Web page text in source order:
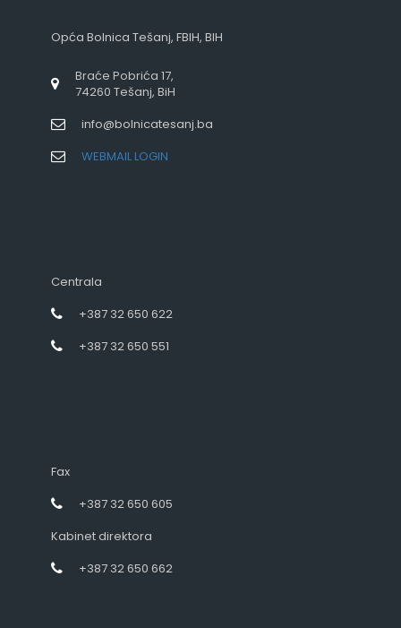
Opća Bolnica Tešanj, FBIH, BIH
Braće Pobrića 17,
74260 Tešanj, BiH
info@bolnicatesanj.ba
WEBMAIL LOGIN
Centrala
+387 32 650 622
+387 32 650 551
Fax
+387 32 650 605
Kabinet direktora
+387 32 650 662